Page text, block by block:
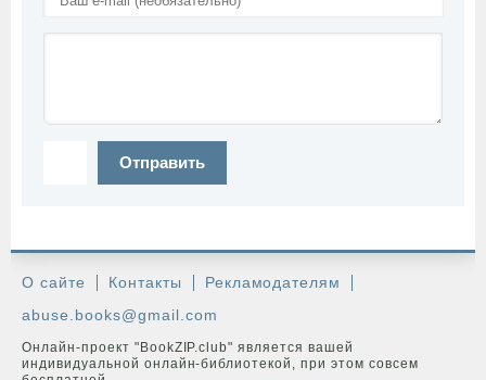
Отправить
О сайте Контакты
Рекламодателям
abuse.books@gmail.com
Онлайн-проект "BookZIP.club" является вашей
индивидуальной онлайн-библиотекой, при этом совсем